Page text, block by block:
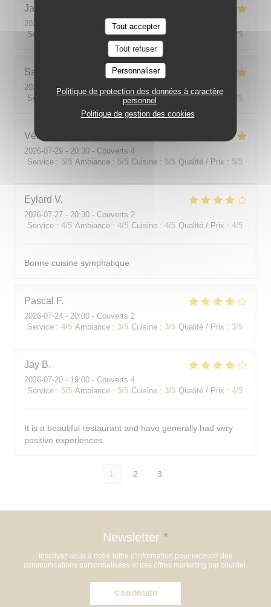
Tout accepter
Tout refuser
Personnaliser
Politique de protection des données à caractère
personnel
Politique de gestion des cookies
Jackie
2026-07-31
- 19:00 - Couverts 2
Service
Ambiance: 5/5 Cuisine: 5 /5
Sabine
2026-08-01 - 12:00 - Couverts 5
Service
: 5/5 Ambiance: 5/5 Cuisine: 5/5 Qualité / Prix /5
Véronique
2026-07-29 - 20:30 - Couverts 4
Service : 5/5 Ambiance : 5/5 Cuisine : 5/5 Qualité / Prix : 5/5
Eylard V
2026-07-27 - 20:30 - Couverts 2
Service : 4/5 Ambiance : 4/5 Cuisine : 4/5 Qualité / Prix : 4/5
Bonne cuisine symphatique
Pascal F
2026-07-24 - 20:00 - Couverts 2
Service : 4/5 Ambiance : 3/5 Cuisine : 3/5 Qualité / Prix : 3/5
Jay B
2026-07-20 - 19:00 - Couverts 4
Service : 5/5 Ambiance : 5/5 Cuisine : 3/5 Qualité / Prix : 4/5
It is a beautiful restaurant and have generally had very
positive experiences.
1 2 3
Newsletter *
Inscrivez-vous à notre lettre d'information pour recevoir des
communications personnalisées et des offres marketing par courriel.
S'ABONNER